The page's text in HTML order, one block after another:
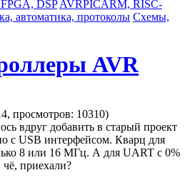
DSP AVRPICARM, RISC-
автоматика, протоколы Схемы,
AVR
просмотров: 10310)
вдруг добавить в старый проект
с USB интерфейсом. Кварц для
8 или 16 МГц. А для UART c 0%
приехали?